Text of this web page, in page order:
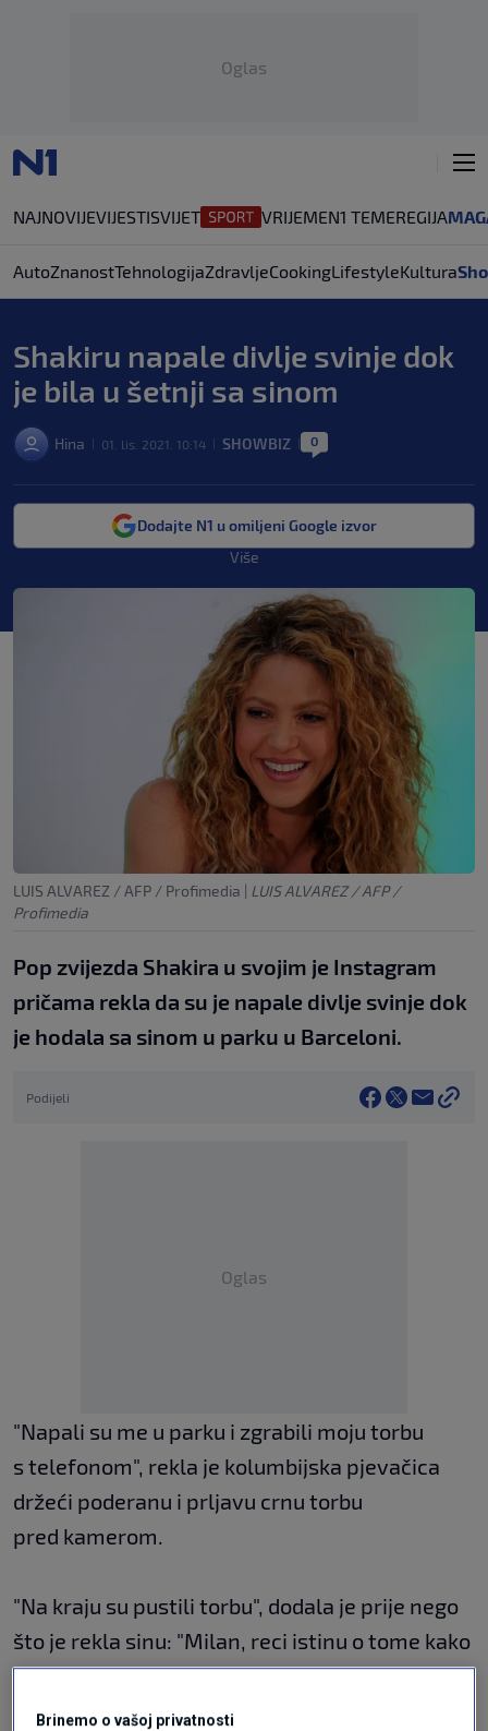
Oglas
NAJNOVIJEVIJESTISVIJET VRIJEMEN1 TEMEREGIJA
AutoZnanostTehnologijaZdravljeCookingLifestyleKultura
Shakiru napale divlje svinje dok
je bila u šetnji sa sinom
Hina 01. lis. 2021. 10:14 SHOWBIZ 0
Dodajte N1 u omiljeni Google izvor
Više
LUIS ALVAREZ / AFP / Profimedia | LUIS ALVAREZ / AFP /
Profimedia
Pop zvijezda Shakira u svojim je Instagram
pričama rekla da su je napale divlje svinje dok
je hodala sa sinom u parku u Barceloni.
Podijeli
Oglas
"Napali su me u parku i zgrabili moju torbu
s telefonom", rekla je kolumbijska pjevačica
držeći poderanu i prljavu crnu torbu
pred kamerom.
"Na kraju su pustili torbu", dodala je prije nego
što je rekla sinu: "Milan, reci istinu o tome kako
se tvoja majka suočila s divljim svinjama."
Brinemo o vašoj privatnosti